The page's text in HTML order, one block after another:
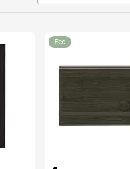
908
Eco